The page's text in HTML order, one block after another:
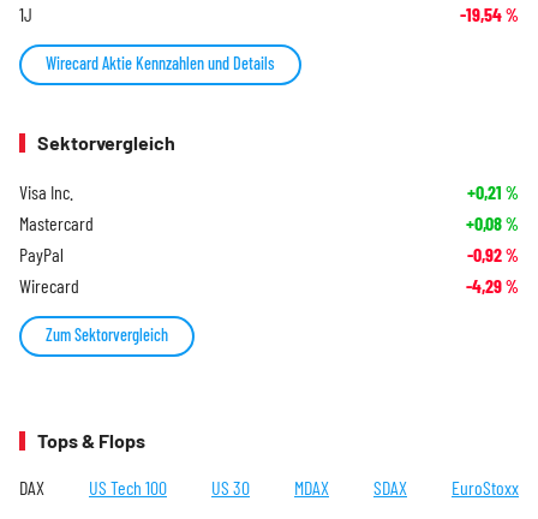
1J -19,54%
Wirecard Aktie Kennzahlen und Details
Sektorvergleich
Visa Inc. +0,21 %
Mastercard +0,08%
PayPal -0,92%
Wirecard -4,29%
Zum Sektorvergleich
Tops & Flops
DAX US Tech 100 US 30 MDAX SDAX EuroStoxx